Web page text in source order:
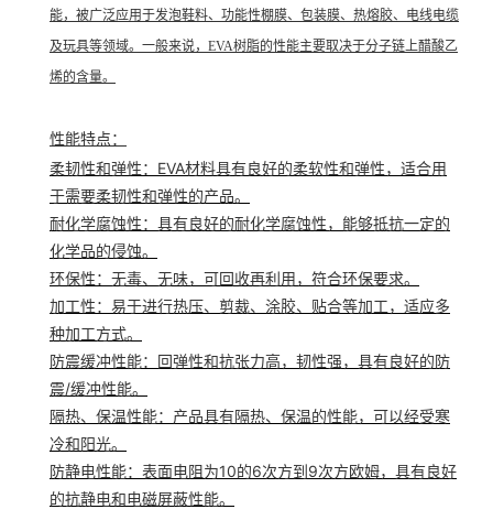
能，被广泛应用于发泡鞋料、功能性棚膜、 包装膜、 热熔胶、 电线电缆
及玩具等领域。一般来说，EVA树脂的性能主要取决于分子链上醋酸乙
烯的含量。
性能特点：
柔韧性和弹性：EVA材料具有良好的柔软性和弹性，适合用
于需要柔韧性和弹性的产品。
耐化学腐蚀性：具有良好的耐化学腐蚀性，能够抵抗一定的
化学品的侵蚀。
环保性：无毒、无味，可回收再利用，符合环保要求。
加工性：易于进行热压、剪裁、涂胶、贴合等加工，适应多
种加工方式。
防震缓冲性能：回弹性和抗张力高，韧性强，具有良好的防
震/缓冲性能。
隔热、保温性能：产品具有隔热、保温的性能，可以经受寒
冷和阳光。
防静电性能：表面电阻为10的6次方到9次方欧姆，具有良好
的抗静电和电磁屏蔽性能。